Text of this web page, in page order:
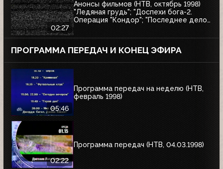
02:27
Анонсы фильмов (НТВ, октябрь 1998)
"Ледяная грудь"; "Доспехи бога-2.
Операция "Кондор"; "Последнее дело
ПРОГРАММА ПЕРЕДАЧ И КОНЕЦ ЭФИРА
05:46
Программа передач на неделю (НТВ,
февраль 1998)
02:22
Программа передач (НТВ, 04.03.1998)